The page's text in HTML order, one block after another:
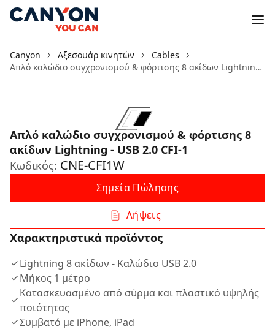
Canyon Αξεσουάρ κινητών
Cables
Απλό καλώδιο συγχρονισμού & φόρτισης 8 ακίδων Lightning - USB 2.0 CFI-1
Απλό καλώδιο συγχρονισμού & φόρτισης 8
ακίδων Lightning - USB 2.0 CFI-1
Κωδικός: CNE-CFI1W
Σημεία Πώλησης
Λήψεις
Χαρακτηριστικά προϊόντος
Lightning 8 ακίδων - Καλώδιο USB 2.0
Μήκος 1 μέτρο
Κατασκευασμένο από σύρμα και πλαστικό υψηλής
ποιότητας
Συμβατό με iPhone, iPad